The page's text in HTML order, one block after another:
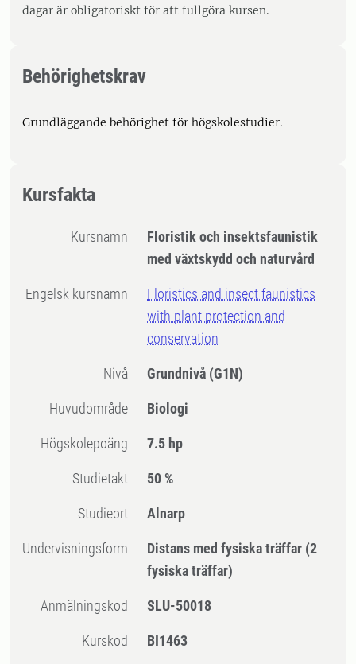
dagar är obligatoriskt för att fullgöra kursen.
Behörighetskrav
Grundläggande behörighet för högskolestudier.
Kursfakta
Kursnamn
Floristik och insektsfaunistik
med växtskydd och naturvård
Engelsk kursnamn
Floristics and insect faunistics
with plant protection and
conservation
Nivå Grundnivå (G1N)
Huvudområde Biologi
högskolepoäng 7.5 hp
Studietakt 50 %
Studieort Alnarp
Undervisningsform Distans med fysiska träffar (2
fysiska träffar)
Anmälningskod SLU-50018
Kurskod BI1463